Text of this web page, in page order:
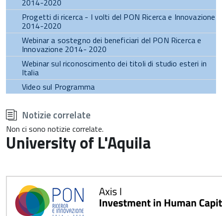
2014-2020
Progetti di ricerca - I volti del PON Ricerca e Innovazione
2014-2020
Webinar a sostegno dei beneficiari del PON Ricerca e
Innovazione 2014- 2020
Webinar sul riconoscimento dei titoli di studio esteri in
Italia
Video sul Programma
all'inizio
del
contenuto
Notizie correlate
Non ci sono notizie correlate.
University of L'Aquila